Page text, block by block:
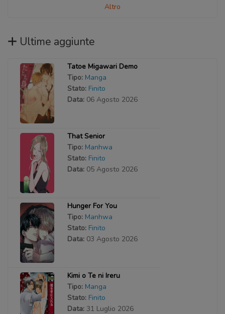
Altro
Ultime aggiunte
Tatoe Migawari Demo
Tipo: Manga
Stato: Finito
Data: 06 Agosto 2026
That Senior
Tipo: Manhwa
Stato: Finito
Data: 05 Agosto 2026
Hunger For You
Tipo: Manhwa
Stato: Finito
Data: 03 Agosto 2026
Kimi o Te ni Ireru
Tipo: Manga
Stato: Finito
Data: 31 Luglio 2026